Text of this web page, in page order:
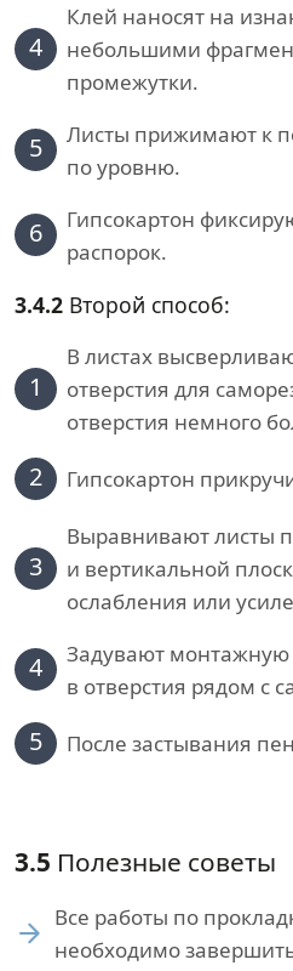
4
Клей наносят на
небольшими
промежутки.
5
Листы прижимают к
по уровню.
6
Гипсокартон
распорок.
3.4.2 Второй способ:
1
В листах
отверстия для
отверстия немного
2 Гипсокартон
3
Выравнивают листы
и вертикальной
ослабления или
4
Задувают монтажную
в отверстия рядом с
5 После застывания
3.5 Полезные советы
Все работы по
необходимо